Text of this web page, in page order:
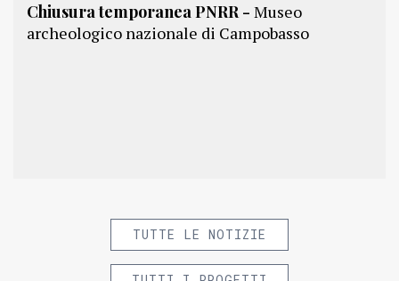
Chiusura temporanea PNRR - Museo
archeologico nazionale di Campobasso
TUTTE LE NOTIZIE